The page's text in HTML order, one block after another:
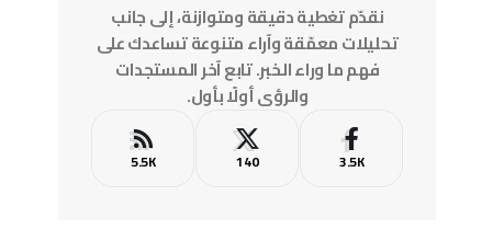
نقدّم تغطية دقيقة ومتوازنة، إلى جانب
تحليلات معمّقة وآراء متنوعة تساعدك على
فهم ما وراء الخبر. تابع آخر المستجدات
والرؤى أولًا بأول.
3.5K
140
5.5K